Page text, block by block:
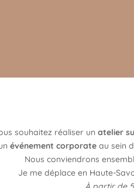
souhaitez réaliser un atelier
événement corporateau sein
Nous conviendrons
Je me déplace en Haute-